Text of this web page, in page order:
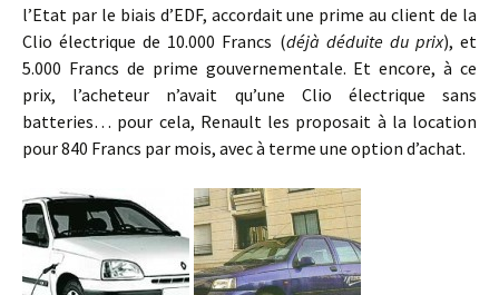
l’Etat par le biais d’EDF, accordait une prime au client de la
Clio électrique de 10.000 Francs (déjà déduite du prix), et
5.000 Francs de prime gouvernementale. Et encore, à ce
prix, l’acheteur n’avait qu’une Clio électrique sans
batteries… pour cela, Renault les proposait à la location
pour 840 Francs par mois, avec à terme une option d’achat.